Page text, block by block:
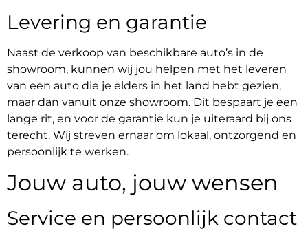
Levering en garantie
Naast de verkoop van beschikbare auto’s in de
showroom, kunnen wij jou helpen met het leveren
van een auto die je elders in het land hebt gezien,
maar dan vanuit onze showroom. Dit bespaart je een
lange rit, en voor de garantie kun je uiteraard bij ons
terecht. Wij streven ernaar om lokaal, ontzorgend en
persoonlijk te werken.
Jouw auto, jouw wensen
Service en persoonlijk contact